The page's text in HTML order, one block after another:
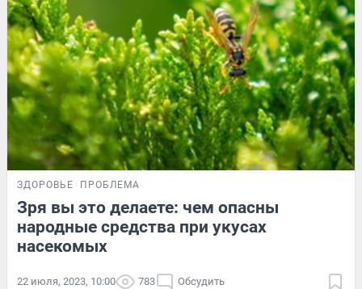
ЗДОРОВЬЕ ПРОБЛЕМА
Зря вы это делаете: чем опасны
народные средства при укусах
насекомых
22 июля, 2023, 10:00 783 Обсудить